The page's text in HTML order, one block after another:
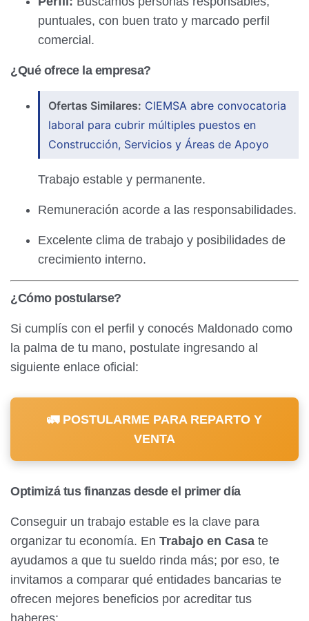
puntuales, con buen trato y marcado perfil
comercial.
¿Qué ofrece la empresa?
Ofertas Similares: CIEMSA abre convocatoria
laboral para cubrir múltiples puestos en
Construcción, Servicios y Áreas de Apoyo
Trabajo estable y permanente.
Remuneración acorde a las responsabilidades.
Excelente clima de trabajo y posibilidades de
crecimiento interno.
¿Cómo postularse?
Si cumplís con el perfil y conocés Maldonado como
la palma de tu mano, postulate ingresando al
siguiente enlace oficial:
🚛 POSTULARME PARA REPARTO Y
VENTA
Optimizá tus finanzas desde el primer día
Conseguir un trabajo estable es la clave para
organizar tu economía. En Trabajo en Casa te
ayudamos a que tu sueldo rinda más; por eso, te
invitamos a comparar qué entidades bancarias te
ofrecen mejores beneficios por acreditar tus
haberes: